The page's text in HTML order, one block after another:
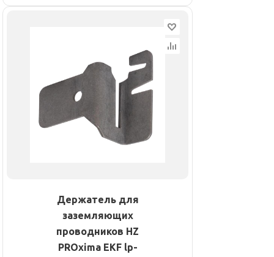
Держатель для
заземляющих
проводников HZ
PROxima EKF lp-